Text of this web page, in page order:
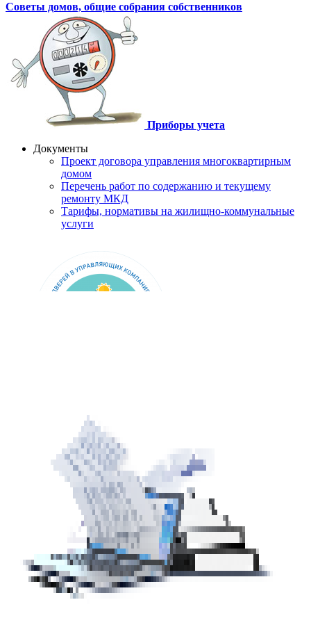
Советы домов, общие собрания собственников
Приборы учета
Документы
Проект договора управления многоквартирным
домом
Перечень работ по содержанию и текущему
ремонту МКД
Тарифы, нормативы на жилищно-коммунальные
услуги